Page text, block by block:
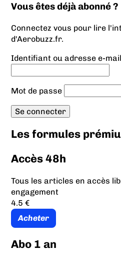
Vous êtes déjà abonné ?
Connectez vous pour lire
d'Aerobuzz.fr.
Identifiant ou adresse e-mail
Mot de passe
Les formules
Accès 48h
Tous les articles en accès
engagement
4.5 €
Acheter
Abo 1 an